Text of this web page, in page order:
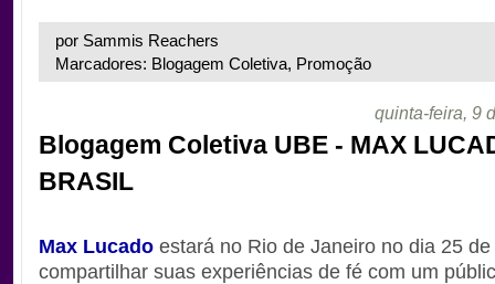
por Sammis Reachers
Marcadores: Blogagem Coletiva, Promoção
quinta-feira, 9
Blogagem Coletiva UBE - MAX
BRASIL
Max Lucado estará no Rio de Janeiro no dia 25
compartilhar suas experiências de fé com um